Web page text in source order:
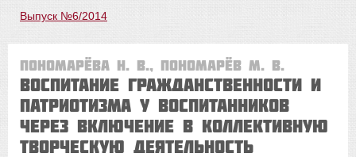
Выпуск №6/2014
Пономарёва Н. В., Пономарёв М. В.
Воспитание гражданственности и
патриотизма у воспитанников
через включение в коллективную
творческую деятельность